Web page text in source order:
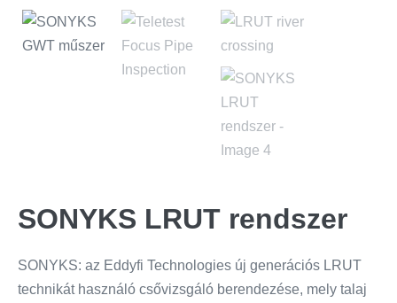
SONYKS LRUT rendszer
SONYKS: az Eddyfi Technologies új generációs LRUT
technikát használó csővizsgáló berendezése, mely talaj